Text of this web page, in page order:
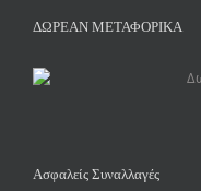
ΔΩΡΕΑΝ ΜΕΤΑΦΟΡΙΚΑ
Ασφαλείς Συναλλαγές